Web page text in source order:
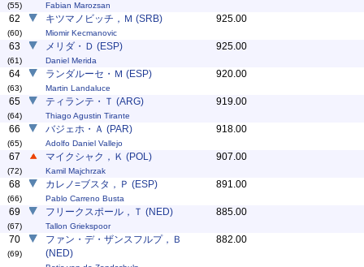
(55) Fabian Marozsan
62
(60)
キツマノビッチ，Ｍ (SRB)
Miomir Kecmanovic
925.00
63
(61)
メリダ・Ｄ (ESP)
Daniel Merida
925.00
64
(63)
ランダルーセ・Ｍ (ESP)
Martin Landaluce
920.00
65
(64)
ティランテ・Ｔ (ARG)
Thiago Agustin Tirante
919.00
66
(65)
バジェホ・Ａ (PAR)
Adolfo Daniel Vallejo
918.00
67
(72)
マイクシャク，Ｋ (POL)
Kamil Majchrzak
907.00
68
(66)
カレノ=ブスタ，Ｐ (ESP)
Pablo Carreno Busta
891.00
69
(67)
フリークスポール，Ｔ (NED)
Tallon Griekspoor
885.00
70
(69)
ファン・デ・ザンスフルプ，Ｂ
(NED)
882.00